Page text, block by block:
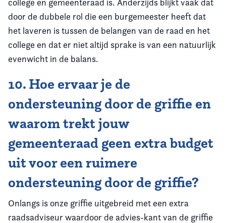
college en gemeenteraad is. Anderzijds blijkt vaak dat
door de dubbele rol die een burgemeester heeft dat
het laveren is tussen de belangen van de raad en het
college en dat er niet altijd sprake is van een natuurlijk
evenwicht in de balans.
10. Hoe ervaar je de
ondersteuning door de griffie en
waarom trekt jouw
gemeenteraad geen extra budget
uit voor een ruimere
ondersteuning door de griffie?
Onlangs is onze griffie uitgebreid met een extra
raadsadviseur waardoor de advies-kant van de griffie